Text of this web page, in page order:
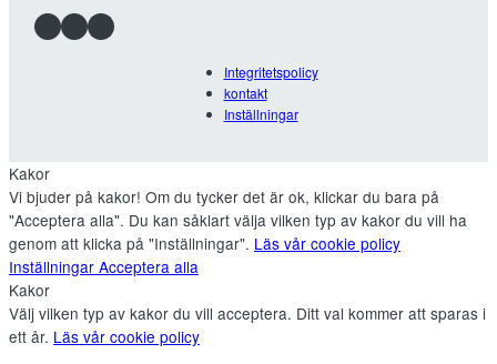
Facebook InstagramLinkedIn
Integritetspolicy
kontakt
Inställningar
Kakor
Vi bjuder på kakor! Om du tycker det är ok, klickar du bara på
"Acceptera alla". Du kan såklart välja vilken typ av kakor du vill ha
genom att klicka på "Inställningar". Läs vår cookie policy
Inställningar Acceptera alla
Kakor
Välj vilken typ av kakor du vill acceptera. Ditt val kommer att sparas i
ett år. Läs vår cookie policy